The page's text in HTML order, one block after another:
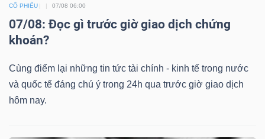
CỔ PHIẾU 07/08 06:00
07/08: Đọc gì trước giờ giao dịch chứng
khoán?
Cùng điểm lại những tin tức tài chính - kinh tế trong nước
và quốc tế đáng chú ý trong 24h qua trước giờ giao dịch
hôm nay.